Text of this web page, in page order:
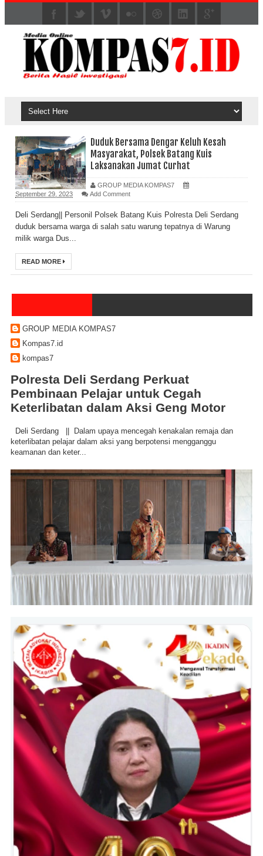
Duduk Bersama Dengar Keluh Kesah
Masyarakat, Polsek Batang Kuis
Laksanakan Jumat Curhat
GROUP MEDIA KOMPAS7
September 29, 2023
Add Comment
Deli Serdang|| Personil Polsek Batang Kuis Polresta Deli Serdang
duduk bersama warga di salah satu warung tepatnya di Warung
milik warga Dus...
READ MORE
GROUP MEDIA KOMPAS7
Kompas7.id
kompas7
Polresta Deli Serdang Perkuat
Pembinaan Pelajar untuk Cegah
Keterlibatan dalam Aksi Geng Motor
Deli Serdang || Dalam upaya mencegah kenakalan remaja dan
keterlibatan pelajar dalam aksi yang berpotensi mengganggu
keamanan dan keter...